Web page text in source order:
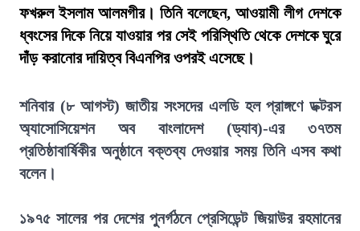
ফখরুল ইসলাম আলমগীর। তিনি বলেছেন, আওয়ামী লীগ দেশকে
ধ্বংসের দিকে নিয়ে যাওয়ার পর সেই পরিস্থিতি থেকে দেশকে ঘুরে
দাঁড় করানোর দায়িত্ব বিএনপির ওপরই এসেছে।
শনিবার (৮ আগস্ট) জাতীয় সংসদের এলডি হল প্রাঙ্গণে ডক্টরস
অ্যাসোসিয়েশন অব বাংলাদেশ (ড্যাব)-এর ৩৭তম
প্রতিষ্ঠাবার্ষিকীর অনুষ্ঠানে বক্তব্য দেওয়ার সময় তিনি এসব কথা
বলেন।
১৯৭৫ সালের পর দেশের পুনর্গঠনে প্রেসিডেন্ট জিয়াউর রহমানের